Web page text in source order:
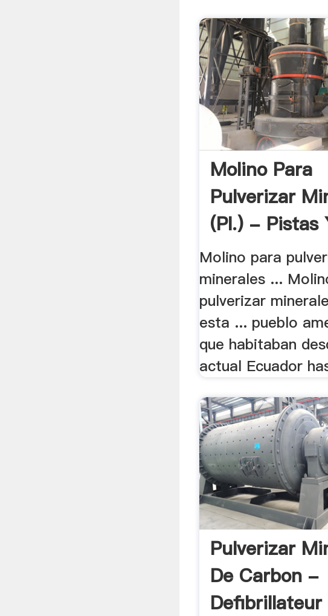
Molino Para
Pulverizar
(pl.) - Pistas
Molino para
minerales ...
pulverizar
esta ... pueblo
que habitaban
actual Ecuador
Pulverizar
De Carbon -
Defibrillateur